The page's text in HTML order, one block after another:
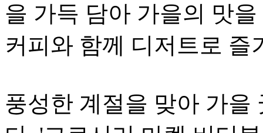
을 가득 담아 가을의 맛
커피와 함께 디저트로 즐
풍성한 계절을 맞아 가을